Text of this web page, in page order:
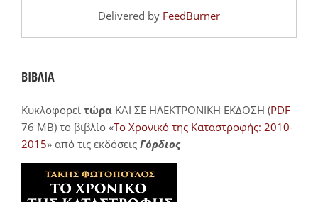
Delivered by FeedBurner
ΒΙΒΛΙΑ
Κυκλοφορεί τώρα ΚΑΙ ΣΕ ΗΛΕΚΤΡΟΝΙΚΗ ΕΚΔΟΣΗ (PDF
76 MB) το βιβλίο «Το Χρονικό της Καταστροφής: 2010-
2015» από τις εκδόσεις Γόρδιος